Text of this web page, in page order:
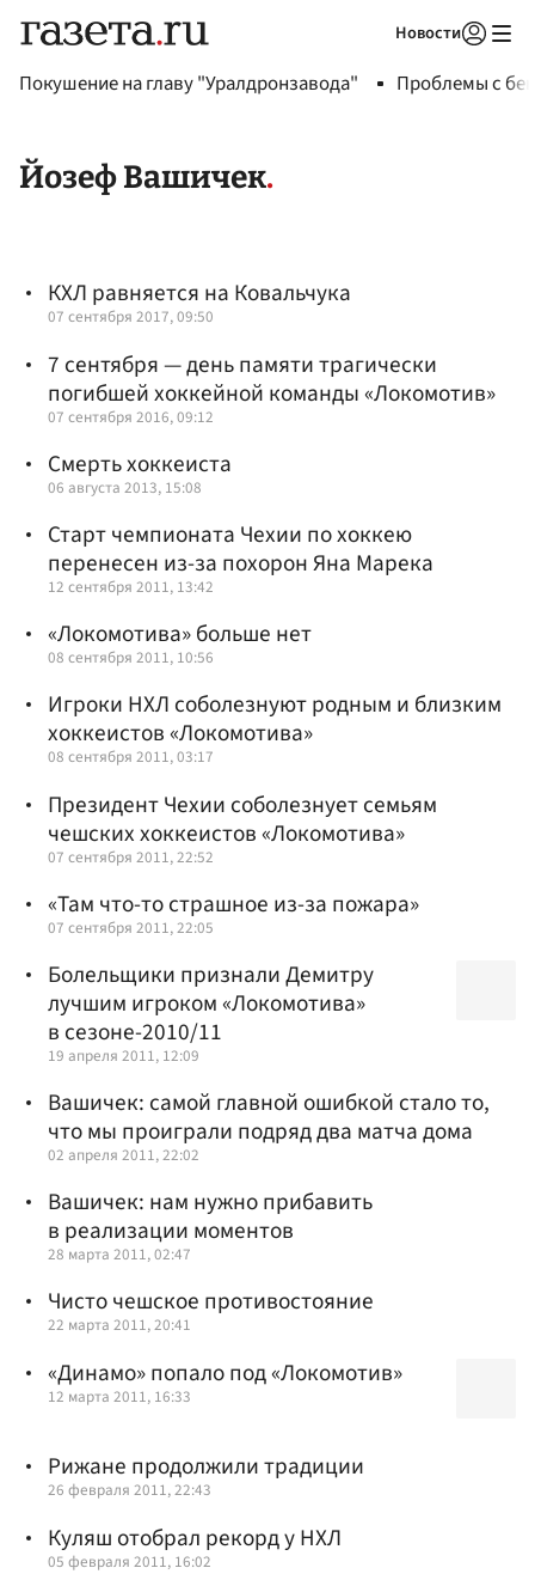
Новости
Покушение на главу "Уралдронзавода" Проблемы с
Йозеф Вашичек
КХЛ равняется на Ковальчука
07 сентября 2017, 09:50
7 сентября — день памяти трагически
погибшей хоккейной команды «Локомотив»
07 сентября 2016, 09:12
Смерть хоккеиста
06 августа 2013, 15:08
Старт чемпионата Чехии по хоккею
перенесен из-за похорон Яна Марека
12 сентября 2011, 13:42
«Локомотива» больше нет
08 сентября 2011, 10:56
Игроки НХЛ соболезнуют родным и близким
хоккеистов «Локомотива»
08 сентября 2011, 03:17
Президент Чехии соболезнует семьям
чешских хоккеистов «Локомотива»
07 сентября 2011, 22:52
«Там что-то страшное из-за пожара»
07 сентября 2011, 22:05
Болельщики признали Демитру
лучшим игроком «Локомотива»
в сезоне-2010/11
19 апреля 2011, 12:09
Вашичек: самой главной ошибкой стало то,
что мы проиграли подряд два матча дома
02 апреля 2011, 22:02
Вашичек: нам нужно прибавить
в реализации моментов
28 марта 2011, 02:47
Чисто чешское противостояние
22 марта 2011, 20:41
«Динамо» попало под «Локомотив»
12 марта 2011, 16:33
Рижане продолжили традиции
26 февраля 2011, 22:43
Куляш отобрал рекорд у НХЛ
05 февраля 2011, 16:02